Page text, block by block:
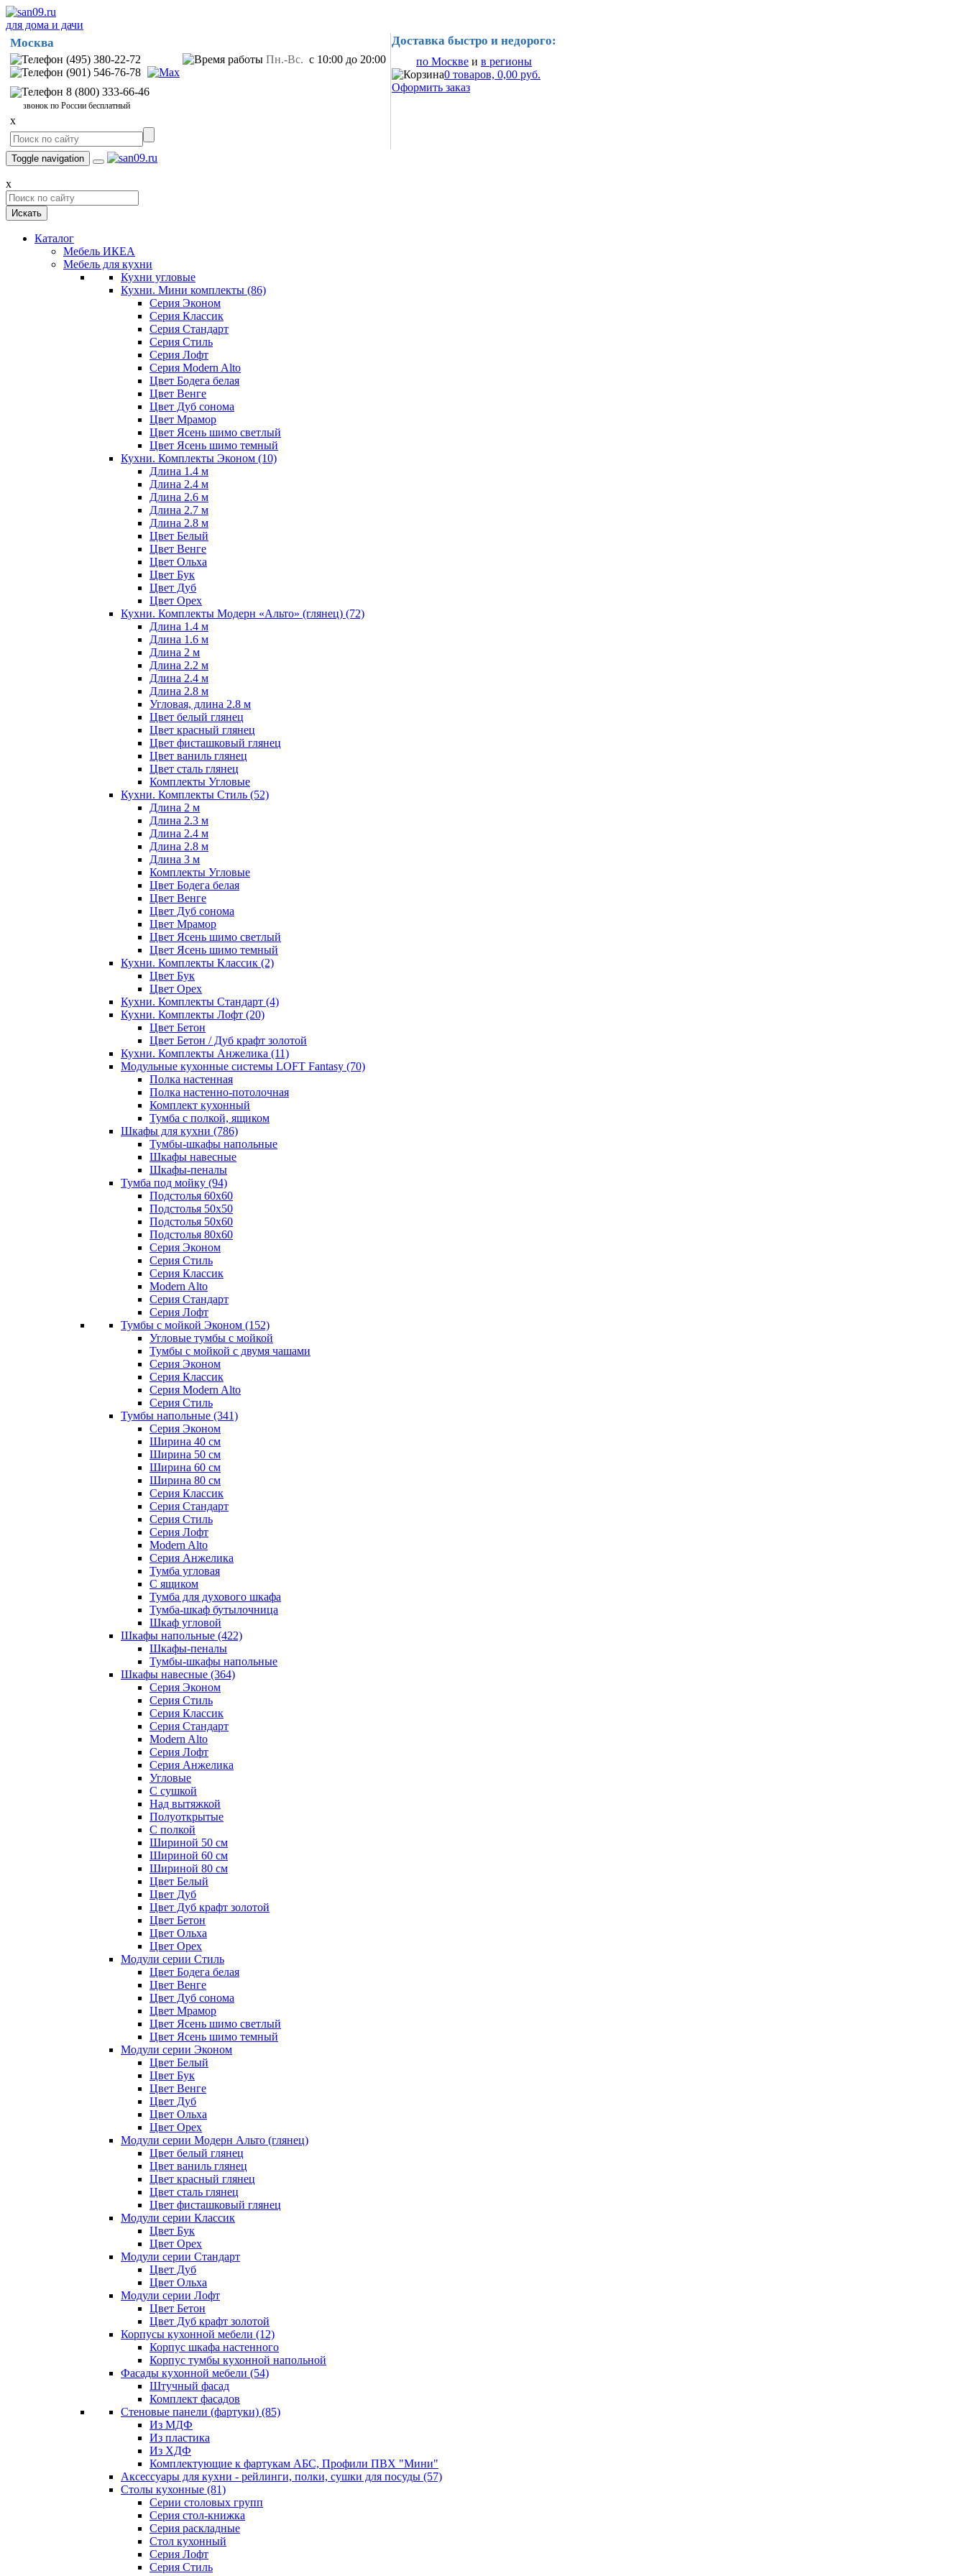
для дома и дачи
Москва
(495) 380-22-72
(901) 546-76-78
8 (800) 333-66-46
звонок по России бесплатный
Пн.-Вс. с 10:00 до 20:00
x
Доставка быстро и недорого:
по Москве и в регионы
0 товаров, 0,00 руб.
Оформить заказ
Toggle navigation
x
Искать
Каталог
Мебель ИКЕА
Мебель для кухни
Кухни угловые
Кухни. Мини комплекты (86)
Серия Эконом
Серия Классик
Серия Стандарт
Серия Стиль
Серия Лофт
Серия Modern Alto
Цвет Бодега белая
Цвет Венге
Цвет Дуб сонома
Цвет Мрамор
Цвет Ясень шимо светлый
Цвет Ясень шимо темный
Кухни. Комплекты Эконом (10)
Длина 1.4 м
Длина 2.4 м
Длина 2.6 м
Длина 2.7 м
Длина 2.8 м
Цвет Белый
Цвет Венге
Цвет Ольха
Цвет Бук
Цвет Дуб
Цвет Орех
Кухни. Комплекты Модерн «Альто» (глянец) (72)
Длина 1.4 м
Длина 1.6 м
Длина 2 м
Длина 2.2 м
Длина 2.4 м
Длина 2.8 м
Угловая, длина 2.8 м
Цвет белый глянец
Цвет красный глянец
Цвет фисташковый глянец
Цвет ваниль глянец
Цвет сталь глянец
Комплекты Угловые
Кухни. Комплекты Стиль (52)
Длина 2 м
Длина 2.3 м
Длина 2.4 м
Длина 2.8 м
Длина 3 м
Комплекты Угловые
Цвет Бодега белая
Цвет Венге
Цвет Дуб сонома
Цвет Мрамор
Цвет Ясень шимо светлый
Цвет Ясень шимо темный
Кухни. Комплекты Классик (2)
Цвет Бук
Цвет Орех
Кухни. Комплекты Стандарт (4)
Кухни. Комплекты Лофт (20)
Цвет Бетон
Цвет Бетон / Дуб крафт золотой
Кухни. Комплекты Анжелика (11)
Модульные кухонные системы LOFT Fantasy (70)
Полка настенная
Полка настенно-потолочная
Комплект кухонный
Тумба с полкой, ящиком
Шкафы для кухни (786)
Тумбы-шкафы напольные
Шкафы навесные
Шкафы-пеналы
Тумба под мойку (94)
Подстолья 60х60
Подстолья 50х50
Подстолья 50х60
Подстолья 80х60
Серия Эконом
Серия Стиль
Серия Классик
Modern Alto
Серия Стандарт
Серия Лофт
Тумбы с мойкой Эконом (152)
Угловые тумбы с мойкой
Тумбы с мойкой с двумя чашами
Серия Эконом
Серия Классик
Серия Modern Alto
Серия Стиль
Тумбы напольные (341)
Серия Эконом
Ширина 40 см
Ширина 50 см
Ширина 60 см
Ширина 80 см
Серия Классик
Серия Стандарт
Серия Стиль
Серия Лофт
Modern Alto
Серия Анжелика
Тумба угловая
С ящиком
Тумба для духового шкафа
Тумба-шкаф бутылочница
Шкаф угловой
Шкафы напольные (422)
Шкафы-пеналы
Тумбы-шкафы напольные
Шкафы навесные (364)
Серия Эконом
Серия Стиль
Серия Классик
Серия Стандарт
Modern Alto
Серия Лофт
Серия Анжелика
Угловые
С сушкой
Над вытяжкой
Полуоткрытые
С полкой
Шириной 50 см
Шириной 60 см
Шириной 80 см
Цвет Белый
Цвет Дуб
Цвет Дуб крафт золотой
Цвет Бетон
Цвет Ольха
Цвет Орех
Модули серии Стиль
Цвет Бодега белая
Цвет Венге
Цвет Дуб сонома
Цвет Мрамор
Цвет Ясень шимо светлый
Цвет Ясень шимо темный
Модули серии Эконом
Цвет Белый
Цвет Бук
Цвет Венге
Цвет Дуб
Цвет Ольха
Цвет Орех
Модули серии Модерн Альто (глянец)
Цвет белый глянец
Цвет ваниль глянец
Цвет красный глянец
Цвет сталь глянец
Цвет фисташковый глянец
Модули серии Классик
Цвет Бук
Цвет Орех
Модули серии Стандарт
Цвет Дуб
Цвет Ольха
Модули серии Лофт
Цвет Бетон
Цвет Дуб крафт золотой
Корпусы кухонной мебели (12)
Корпус шкафа настенного
Корпус тумбы кухонной напольной
Фасады кухонной мебели (54)
Штучный фасад
Комплект фасадов
Стеновые панели (фартуки) (85)
Из МДФ
Из пластика
Из ХДФ
Комплектующие к фартукам АБС, Профили ПВХ "Мини"
Аксессуары для кухни - рейлинги, полки, сушки для посуды (57)
Столы кухонные (81)
Серии столовых групп
Серия стол-книжка
Серия раскладные
Стол кухонный
Серия Лофт
Серия Стиль